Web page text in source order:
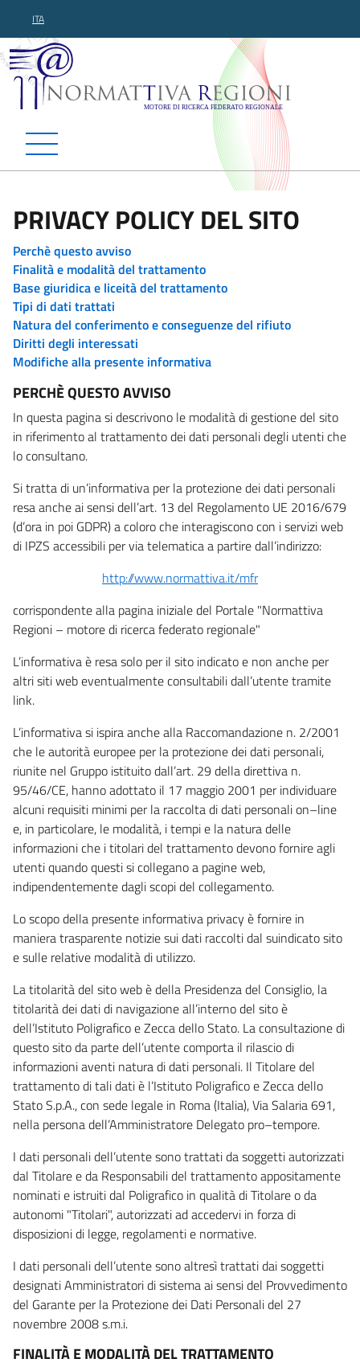
ITA
Normattiva Regioni -
PRIVACY POLICY DEL SITO
Perchè questo avviso
Finalità e modalità del trattamento
Base giuridica e liceità del trattamento
Tipi di dati trattati
Natura del conferimento e conseguenze del rifiuto
Diritti degli interessati
Modifiche alla presente informativa
PERCHÈ QUESTO AVVISO
In questa pagina si descrivono le modalità di gestione del sito
in riferimento al trattamento dei dati personali degli utenti che
lo consultano.
Si tratta di un’informativa per la protezione dei dati personali
resa anche ai sensi dell’art. 13 del Regolamento UE 2016/679
(d’ora in poi GDPR) a coloro che interagiscono con i servizi web
di IPZS accessibili per via telematica a partire dall’indirizzo:
http://www.normattiva.it/mfr
corrispondente alla pagina iniziale del Portale "Normattiva
Regioni – motore di ricerca federato regionale"
L’informativa è resa solo per il sito indicato e non anche per
altri siti web eventualmente consultabili dall’utente tramite
link.
L’informativa si ispira anche alla Raccomandazione n. 2/2001
che le autorità europee per la protezione dei dati personali,
riunite nel Gruppo istituito dall’art. 29 della direttiva n.
95/46/CE, hanno adottato il 17 maggio 2001 per individuare
alcuni requisiti minimi per la raccolta di dati personali on–line
e, in particolare, le modalità, i tempi e la natura delle
informazioni che i titolari del trattamento devono fornire agli
utenti quando questi si collegano a pagine web,
indipendentemente dagli scopi del collegamento.
Lo scopo della presente informativa privacy è fornire in
maniera trasparente notizie sui dati raccolti dal suindicato sito
e sulle relative modalità di utilizzo.
La titolarità del sito web è della Presidenza del Consiglio, la
titolarità dei dati di navigazione all’interno del sito è
dell’Istituto Poligrafico e Zecca dello Stato. La consultazione di
questo sito da parte dell’utente comporta il rilascio di
informazioni aventi natura di dati personali. Il Titolare del
trattamento di tali dati è l’Istituto Poligrafico e Zecca dello
Stato S.p.A., con sede legale in Roma (Italia), Via Salaria 691,
nella persona dell’Amministratore Delegato pro–tempore.
I dati personali dell’utente sono trattati da soggetti autorizzati
dal Titolare e da Responsabili del trattamento appositamente
nominati e istruiti dal Poligrafico in qualità di Titolare o da
autonomi "Titolari", autorizzati ad accedervi in forza di
disposizioni di legge, regolamenti e normative.
I dati personali dell’utente sono altresì trattati dai soggetti
designati Amministratori di sistema ai sensi del Provvedimento
del Garante per la Protezione dei Dati Personali del 27
novembre 2008 s.m.i.
FINALITÀ E MODALITÀ DEL TRATTAMENTO